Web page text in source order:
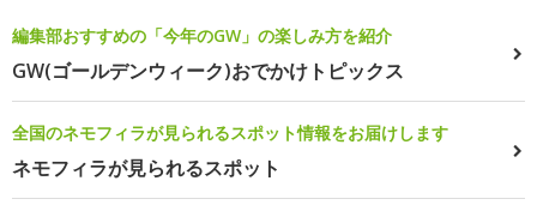
編集部おすすめの「今年のGW」の楽しみ方を紹介
GW(ゴールデンウィーク)おでかけトピックス
全国のネモフィラが見られるスポット情報をお届けします
ネモフィラが見られるスポット